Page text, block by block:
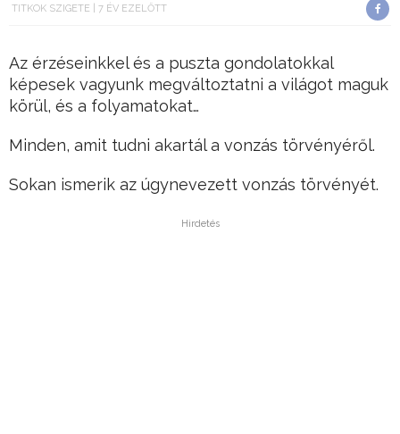
TITKOK SZIGETE 7 ÉV EZELŐTT
Az érzéseinkkel és a puszta gondolatokkal
képesek vagyunk megváltoztatni a világot maguk
körül, és a folyamatokat…
Minden, amit tudni akartál a vonzás törvényéről.
Sokan ismerik az úgynevezett vonzás törvényét.
Hirdetés